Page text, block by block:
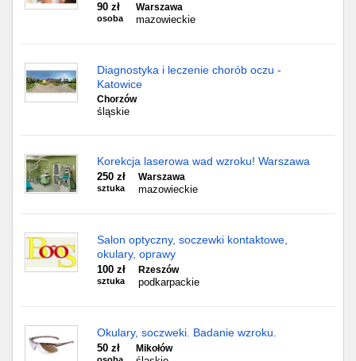
90 zł
osoba
Warszawa
mazowieckie
Diagnostyka i leczenie chorób oczu -
Katowice
Chorzów
śląskie
Korekcja laserowa wad wzroku! Warszawa
250 zł
sztuka
Warszawa
mazowieckie
Salon optyczny, soczewki kontaktowe,
okulary, oprawy
100 zł
sztuka
Rzeszów
podkarpackie
Okulary, soczweki. Badanie wzroku.
50 zł Mikołów